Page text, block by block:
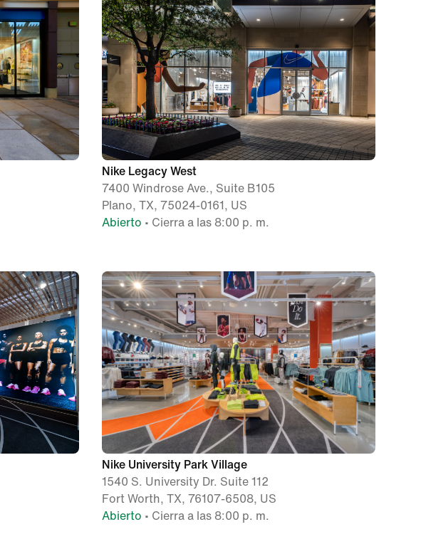
Nike Legacy West
7400 Windrose Ave., Suite B105
Plano, TX, 75024-0161, US
Abierto • Cierra a las 8:00 p. m.
Nike University Park Village
1540 S. University Dr. Suite 112
Fort Worth, TX, 76107-6508, US
Abierto • Cierra a las 8:00 p. m.